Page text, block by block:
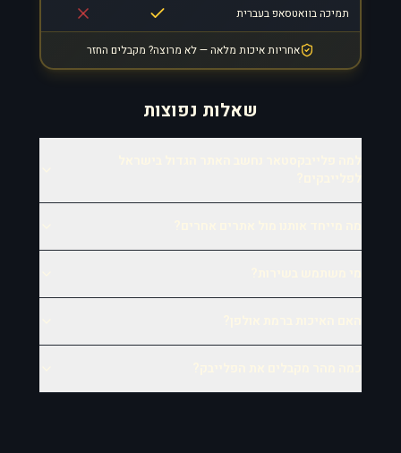
תמיכה בוואטסאפ בעברית
אחריות איכות מלאה — לא מרוצה? מקבלים החזר
שאלות נפוצות